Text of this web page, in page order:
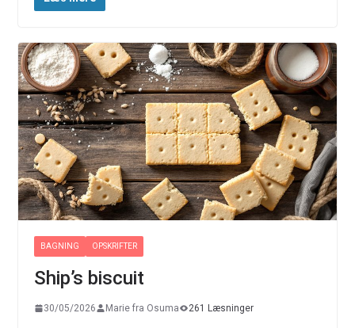
BAGNING OPSKRIFTER
Ship’s biscuit
30/05/2026 Marie fra Osuma 261 Læsninger